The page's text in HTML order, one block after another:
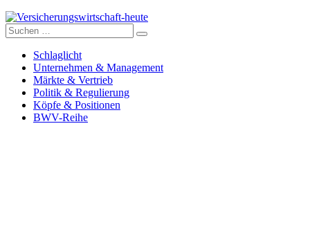
Versicherungswirtschaft-heute
Suche
nach:
Schlaglicht
Unternehmen & Management
Märkte & Vertrieb
Politik & Regulierung
Köpfe & Positionen
BWV-Reihe